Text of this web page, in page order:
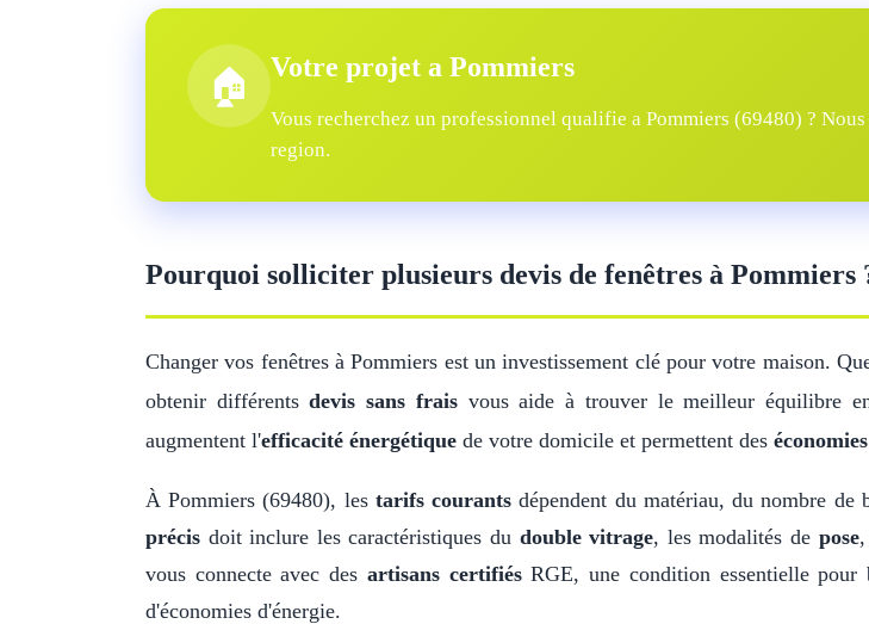
🏠 Votre projet a Pommiers
Vous recherchez un professionnel qualifie a Pommiers (69480) ?
region.
Pourquoi solliciter plusieurs devis de fenêtres à Pommiers
Changer vos fenêtres à Pommiers est un investissement clé pour votre maison.
obtenir différentsdevis sans fraisvous aide à trouver le meilleur équilibre
augmentent l'efficacité énergétique de votre domicile et permettent des
À Pommiers (69480), les tarifs courants dépendent du matériau, du nombre de
précis doit inclure les caractéristiques du double vitrage, les modalités de pose,
vous connecte avec des artisans certifiésRGE, une condition essentielle pour
d'économies d'énergie.